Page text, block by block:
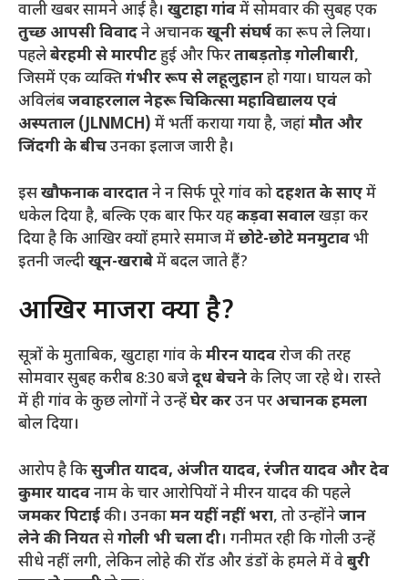
वाली खबर सामने आई है। खुटाहा गांवमें सोमवार की सुबह एक
तुच्छ आपसी विवादने अचानकखूनी संघर्षका रूप ले लिया।
पहलेबेरहमी से मारपीटहुई और फिरताबड़तोड़ गोलीबारी,
जिसमें एक व्यक्तिगंभीर रूप से लहूलुहानहो गया। घायल को
अविलंबजवाहरलाल नेहरू चिकित्सा महाविद्यालय एवं
अस्पताल (JLNMCH) में भर्ती कराया गया है, जहांमौत और
जिंदगी के बीचउनका इलाज जारी है।
​इसखौफनाक वारदातने न सिर्फ पूरे गांव कोदहशत के साएमें
धकेल दिया है, बल्कि एक बार फिर यहकड़वा सवालखड़ा कर
दिया है कि आखिर क्यों हमारे समाज मेंछोटे-छोटे मनमुटावभी
इतनी जल्दीखून-खराबेमें बदल जाते हैं?
​आखिर माजरा क्या है?
​सूत्रों के मुताबिक, खुटाहा गांव केमीरन यादवरोज की तरह
सोमवार सुबह करीब 8:30 बजेदूध बेचनेके लिए जा रहे थे। रास्ते
में ही गांव के कुछ लोगों ने उन्हेंघेर करउन परअचानक हमला
बोल दिया।
​आरोप है किसुजीत यादव, अंजीत यादव, रंजीत यादव और देव
कुमार यादवनाम के चार आरोपियों ने मीरन यादव की पहले
जमकर पिटाईकी। उनकामन यहीं नहीं भरा, तो उन्होंनेजान
लेने की नियतसेगोली भी चला दी। गनीमत रही कि गोली उन्हें
सीधे नहीं लगी, लेकिन लोहे की रॉड और डंडों के हमले में वेबुरी